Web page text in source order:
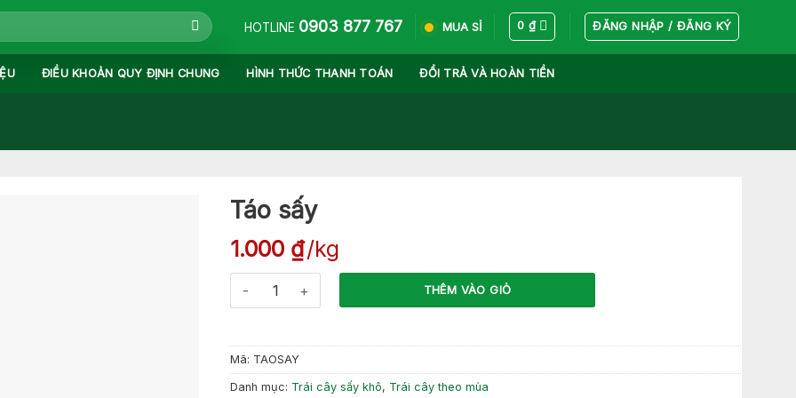
HOTLINE 0903 877 767 MUA SỈ 0 ₫ ĐĂNG NHẬP / ĐĂNG KÝ
ĐIỀU KHOẢN QUY ĐỊNH CHUNG HÌNH THỨC THANH TOÁN ĐỔI TRẢ VÀ HOÀN TIỀN
Táo sấy
1.000 ₫ kg
Táo sấy số lượng THÊM VÀO GIỎ
Mã: TAOSAY
Danh mục: Trái cây sấy khô, Trái cây theo mùa